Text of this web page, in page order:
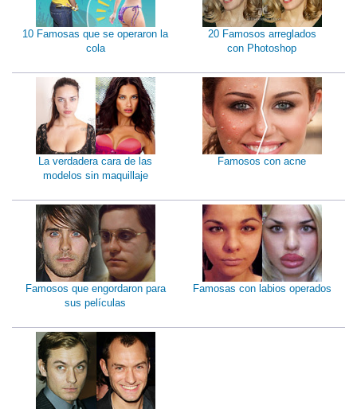
10 Famosas que se operaron la
cola
20 Famosos arreglados
con Photoshop
La verdadera cara de las
modelos sin maquillaje
Famosos con acne
Famosos que engordaron para
sus películas
Famosas con labios operados